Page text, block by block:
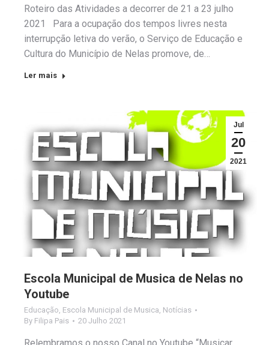
Roteiro das Atividades a decorrer de 21 a 23 julho
2021 Para a ocupação dos tempos livres nesta
interrupção letiva do verão, o Serviço de Educação e
Cultura do Município de Nelas promove, de…
Ler mais
Jul
20
2021
Escola Municipal de Musica de Nelas no
Youtube
Educação, Escola Municipal de Musica, Notícias
By Filipa Pais 20 Julho 2021